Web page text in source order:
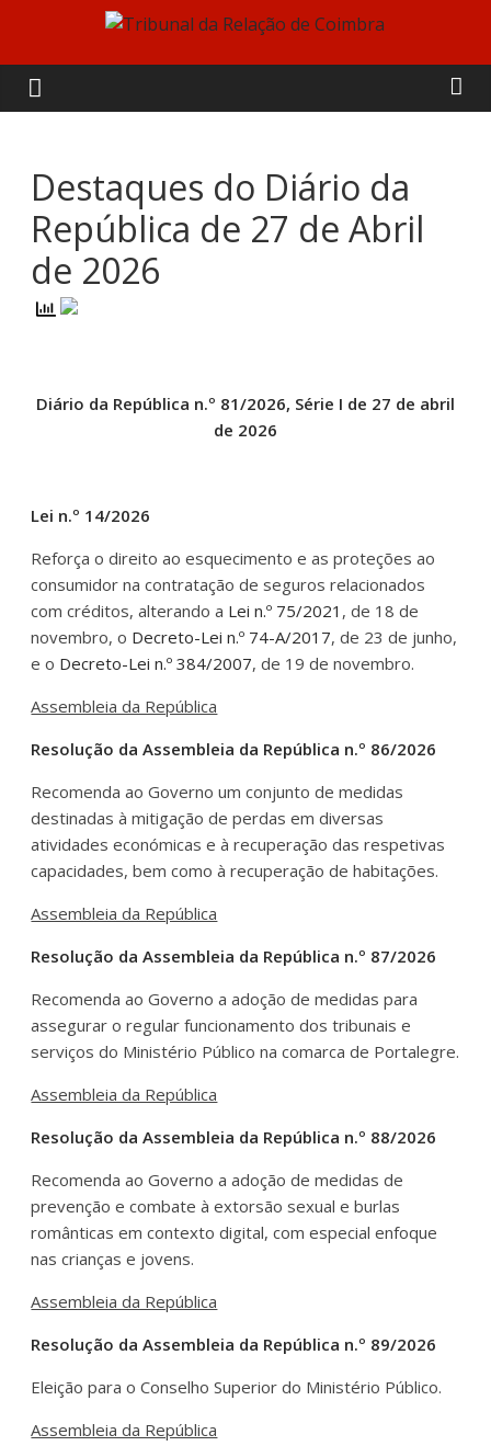
content
Tribunal
da
Relação
de
Coimbra
Destaques do Diário da
República de 27 de Abril
de 2026
Diário da República n.º 81/2026, Série I de 27 de abril
de 2026
Lei n.º 14/2026
Reforça o direito ao esquecimento e as proteções ao
consumidor na contratação de seguros relacionados
com créditos, alterando a Lei n.º 75/2021 , de 18 de
novembro, o Decreto-Lei n.º 74-A/2017, de 23 de junho,
e o Decreto-Lei n.º 384/2007, de 19 de novembro.
Assembleia da República
Resolução da Assembleia da República n.º 86/2026
Recomenda ao Governo um conjunto de medidas
destinadas à mitigação de perdas em diversas
atividades económicas e à recuperação das respetivas
capacidades, bem como à recuperação de habitações.
Assembleia da República
Resolução da Assembleia da República n.º 87/2026
Recomenda ao Governo a adoção de medidas para
assegurar o regular funcionamento dos tribunais e
serviços do Ministério Público na comarca de Portalegre.
Assembleia da República
Resolução da Assembleia da República n.º 88/2026
Recomenda ao Governo a adoção de medidas de
prevenção e combate à extorsão sexual e burlas
românticas em contexto digital, com especial enfoque
nas crianças e jovens.
Assembleia da República
Resolução da Assembleia da República n.º 89/2026
Eleição para o Conselho Superior do Ministério Público.
Assembleia da República